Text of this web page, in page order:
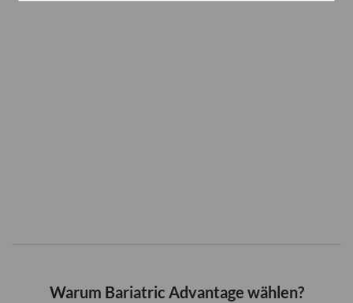
Warum Bariatric Advantage wählen?